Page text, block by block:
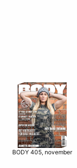
BODY 405, november